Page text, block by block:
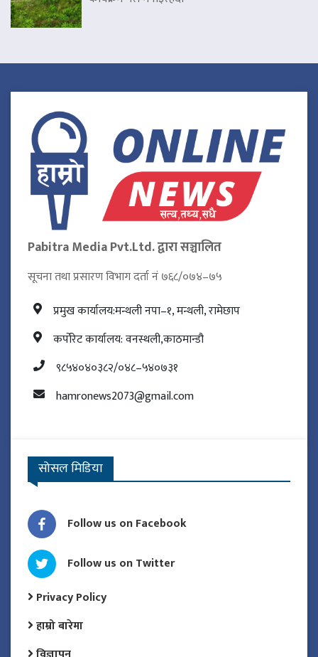
Pabitra Media Pvt.Ltd. द्वारा सञ्चालित
सूचना तथा प्रसारण विभाग दर्ता नं ७६८/०७४–७५
प्रमुख कार्यालय:मन्थली नपा–१, मन्थली, रामेछाप
कर्पोरेट कार्यालय: वनस्थली,काठमान्डौ
९८५४०४०३८२/०४८–५४०७३१
hamronews2073@gmail.com
सोसल मिडिया
Follow us on Facebook
Follow us on Twitter
Privacy Policy
हाम्रो बारेमा